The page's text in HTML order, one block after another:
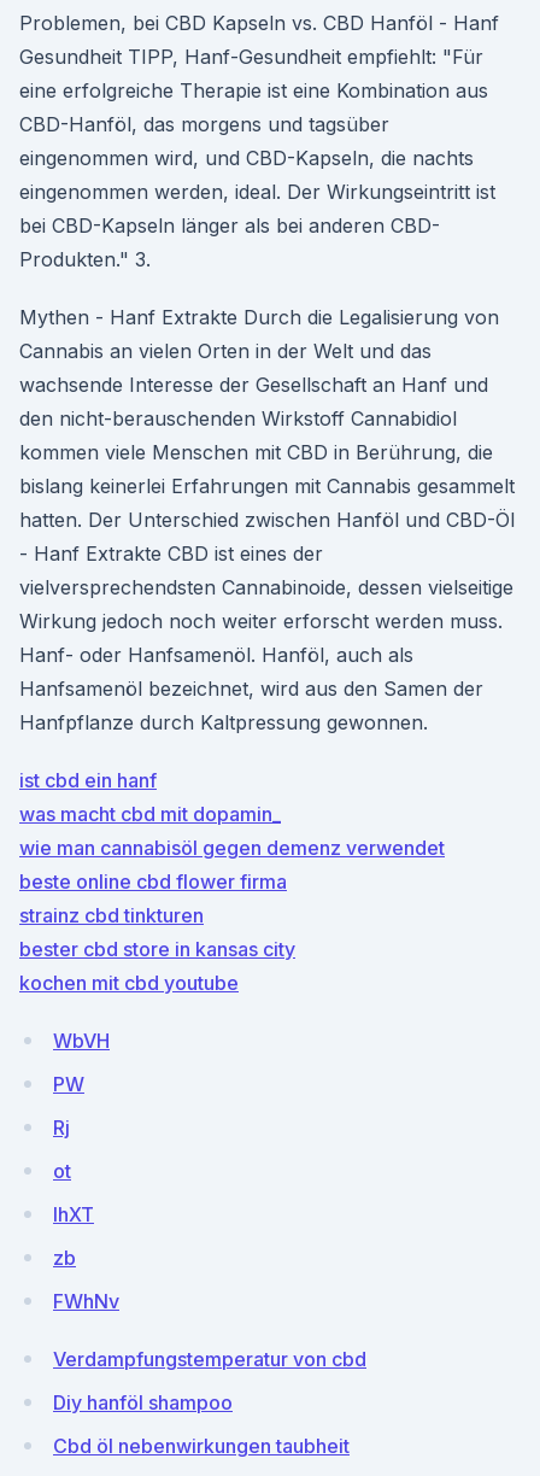
Problemen, bei CBD Kapseln vs. CBD Hanföl - Hanf
Gesundheit TIPP, Hanf-Gesundheit empfiehlt: "Für
eine erfolgreiche Therapie ist eine Kombination aus
CBD-Hanföl, das morgens und tagsüber
eingenommen wird, und CBD-Kapseln, die nachts
eingenommen werden, ideal. Der Wirkungseintritt ist
bei CBD-Kapseln länger als bei anderen CBD-
Produkten." 3.
Mythen - Hanf Extrakte Durch die Legalisierung von
Cannabis an vielen Orten in der Welt und das
wachsende Interesse der Gesellschaft an Hanf und
den nicht-berauschenden Wirkstoff Cannabidiol
kommen viele Menschen mit CBD in Berührung, die
bislang keinerlei Erfahrungen mit Cannabis gesammelt
hatten. Der Unterschied zwischen Hanföl und CBD-Öl
- Hanf Extrakte CBD ist eines der
vielversprechendsten Cannabinoide, dessen vielseitige
Wirkung jedoch noch weiter erforscht werden muss.
Hanf- oder Hanfsamenöl. Hanföl, auch als
Hanfsamenöl bezeichnet, wird aus den Samen der
Hanfpflanze durch Kaltpressung gewonnen.
ist cbd ein hanf
was macht cbd mit dopamin_
wie man cannabisöl gegen demenz verwendet
beste online cbd flower firma
strainz cbd tinkturen
bester cbd store in kansas city
kochen mit cbd youtube
WbVH
PW
Rj
ot
IhXT
zb
FWhNv
Verdampfungstemperatur von cbd
Diy hanföl shampoo
Cbd öl nebenwirkungen taubheit